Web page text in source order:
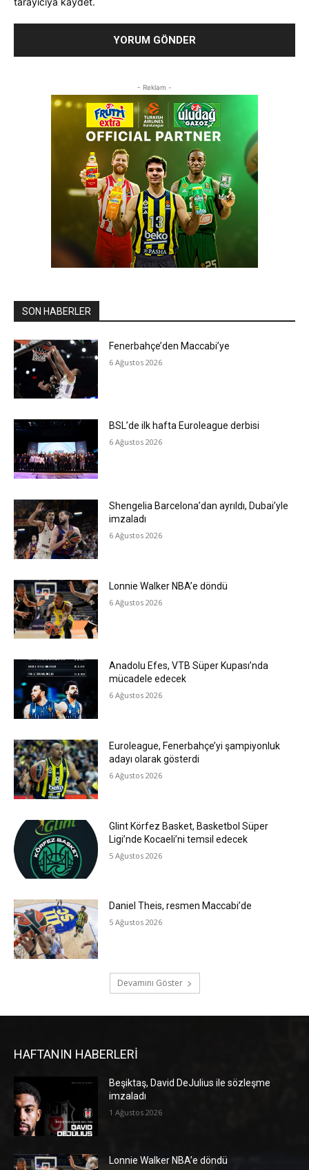
- Reklam -
SON HABERLER
Fenerbahçe’den Maccabi’ye
6 Ağustos 2026
BSL’de ilk hafta Euroleague derbisi
6 Ağustos 2026
Shengelia Barcelona’dan ayrıldı, Dubai’yle
imzaladı
6 Ağustos 2026
Lonnie Walker NBA’e döndü
6 Ağustos 2026
Anadolu Efes, VTB Süper Kupası’nda
mücadele edecek
6 Ağustos 2026
Euroleague, Fenerbahçe’yi şampiyonluk
adayı olarak gösterdi
6 Ağustos 2026
Glint Körfez Basket, Basketbol Süper
Ligi’nde Kocaeli’ni temsil edecek
5 Ağustos 2026
Daniel Theis, resmen Maccabi’de
5 Ağustos 2026
Devamını Göster
HAFTANIN HABERLERİ
Beşiktaş, David DeJulius ile sözleşme
imzaladı
1 Ağustos 2026
Lonnie Walker NBA’e döndü